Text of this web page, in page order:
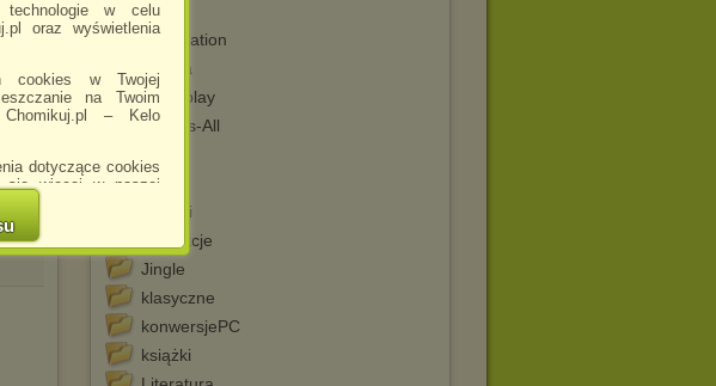
w celu
oraz wyświetlenia
cookies w Twojej
na Twoim
Chomikuj.pl – Kelo
dotyczące cookies
się więcej w naszej
przeglądarki może
Chomikuj.pl.
cookies niestety
Zaufanych Partnerów
skuteczności działań
eXec
Foundation
galeria
gameplay
Games-All
gry PL
Hitachi
instrukcje
Jingle
klasyczne
konwersjePC
książki